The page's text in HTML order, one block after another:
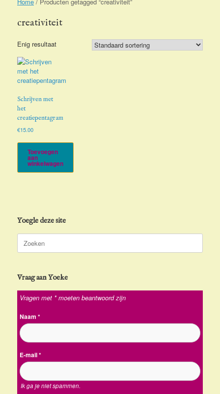
creativiteit
Enig resultaat
Schrijven met
het
creatiepentagram
€15.00
Toevoegen
aan
winkelwagen
Yoegle deze site
Zoeken
naar:
Vraag aan Yoeke
Vragen met * moeten beantwoord zijn
Naam *
E-mail*
Ik ga je niet spammen.